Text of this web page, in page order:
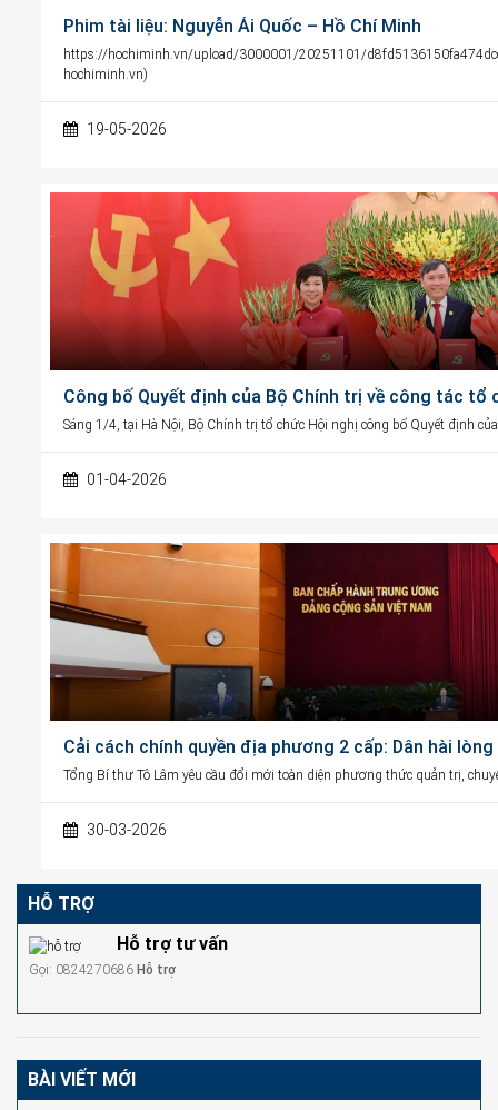
Phim tài liệu: Nguyễn Ái Quốc – Hồ Chí Minh
https://hochiminh.vn/upload/3000001/20251101/
hochiminh.vn)
19-05-2026
Công bố Quyết định của Bộ Chính trị về công tác tổ
Sáng 1/4, tại Hà Nội, Bộ Chính trị tổ chức Hội nghị công bố Quyết định
01-04-2026
Cải cách chính quyền địa phương 2 cấp: Dân hài
Tổng Bí thư Tô Lâm yêu cầu đổi mới toàn diện phương thức quản trị,
30-03-2026
HỖ TRỢ
Hỗ trợ tư vấn
Gọi: 0824270686 Hỗ trợ
BÀI VIẾT MỚI